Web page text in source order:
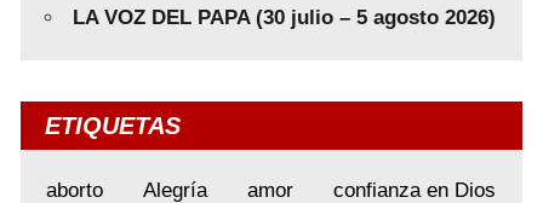
LA VOZ DEL PAPA (30 julio – 5 agosto 2026)
ETIQUETAS
aborto Alegría amor confianza en Dios